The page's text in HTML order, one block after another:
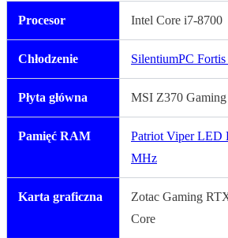
Procesor Intel Core i7-8700
Chłodzenie SilentiumPC
Płyta główna MSI Z370 Gaming
Pamięć RAM
Patriot Viper LED
MHz
Karta graficzna
Zotac Gaming
Core